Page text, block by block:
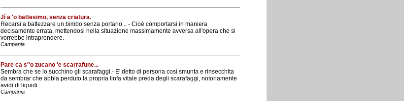
Jì a 'o battesimo, senza criatura.
Recarsi a battezzare un bimbo senza portarlo... - Cioè comportarsi in maniera
decisamente errata, mettendosi nella situazione massimamente avversa all'opera che si
vorrebbe intraprendere.
Campania
Pare ca s''o zucano 'e scarrafune...
Sembra che se lo succhino gli scarafaggi.- E' detto di persona così smunta e rinsecchita
da sembrar che abbia perduto la propria linfa vitale preda degli scarafaggi, notoriamente
avidi di liquidi.
Campania